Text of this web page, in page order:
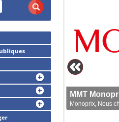
MMT
Monoprix, Nous